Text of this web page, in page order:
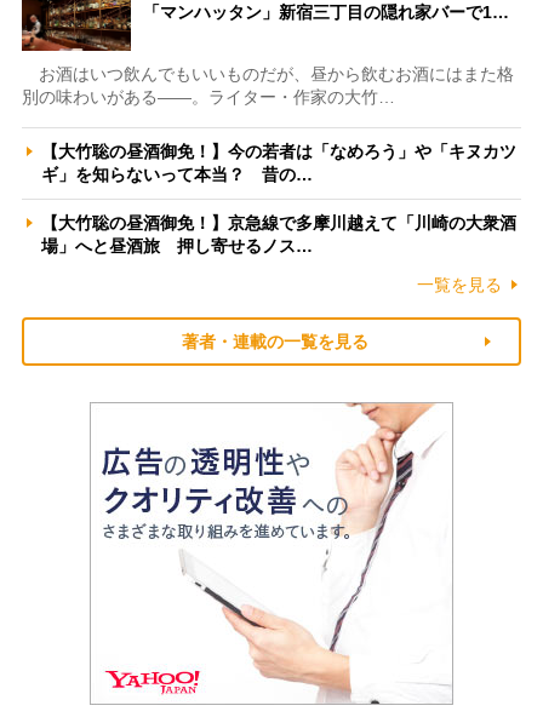
「マンハッタン」新宿三丁目の隠れ家バーで1…
お酒はいつ飲んでもいいものだが、昼から飲むお酒にはまた格
別の味わいがある――。ライター・作家の大竹…
【大竹聡の昼酒御免！】今の若者は「なめろう」や「キヌカツ
ギ」を知らないって本当？ 昔の…
【大竹聡の昼酒御免！】京急線で多摩川越えて「川崎の大衆酒
場」へと昼酒旅 押し寄せるノス…
一覧を見る
著者・連載の一覧を見る